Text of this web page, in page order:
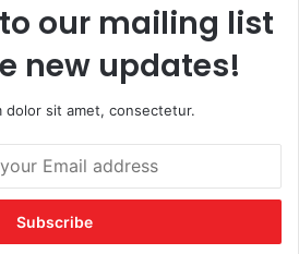
our mailing list
new updates!
dolor sit amet, consectetur.